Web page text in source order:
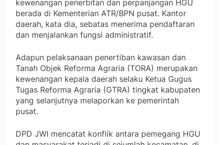
kewenangan penerbitan dan perpanjangan HGU
berada di Kementerian ATR/BPN pusat. Kantor
daerah, kata dia, sebatas menerima pendaftaran
dan menjalankan fungsi administratif.
Adapun pelaksanaan penertiban kawasan dan
Tanah Objek Reforma Agraria (TORA) merupakan
kewenangan kepala daerah selaku Ketua Gugus
Tugas Reforma Agraria (GTRA) tingkat kabupaten
yang selanjutnya melaporkan ke pemerintah
pusat.
DPD JWI mencatat konflik antara pemegang HGU